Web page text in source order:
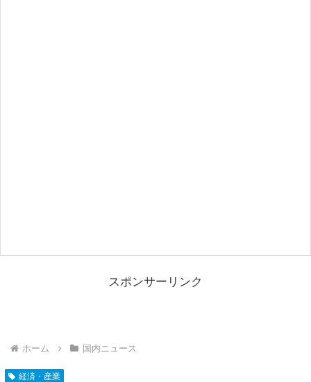
スポンサーリンク
ホーム 国内ニュース
経済・産業